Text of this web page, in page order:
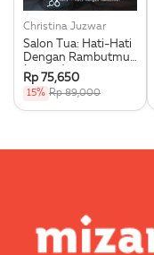
Christina Juzwar
Salon Tua: Hati-Hati
Dengan Rambutmu!
(Darklit)
Rp 75,650
15% Rp 89,000